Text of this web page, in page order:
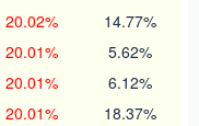
20.02% 14.77%
20.01% 5.62%
20.01% 6.12%
20.01% 18.37%